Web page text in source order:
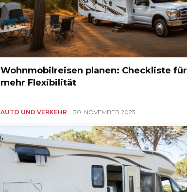
Wohnmobilreisen planen: Checkliste für
mehr Flexibilität
AUTO UND VERKEHR 30. NOVEMBER 2023